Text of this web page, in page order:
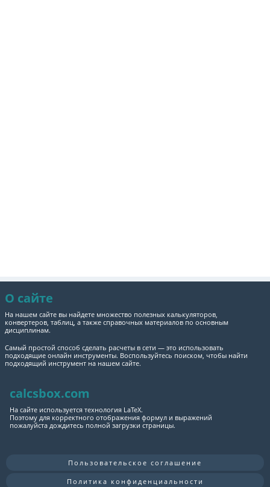
О сайте
На нашем сайте вы найдете множество полезных калькуляторов,
конвертеров, таблиц, а также справочных материалов по основным
дисциплинам.
Самый простой способ сделать расчеты в сети — это использовать
подходящие онлайн инструменты. Воспользуйтесь поиском, чтобы найти
подходящий инструмент на нашем сайте.
calcsbox.com
На сайте используется технология LaTeX.
Поэтому для корректного отображения формул и выражений
пожалуйста дождитесь полной загрузки страницы.
Пользовательское соглашение
Политика конфиденциальности